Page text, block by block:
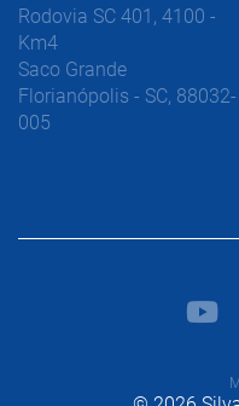
Rodovia SC 401, 4100 -
Km4
Saco Grande
Florianópolis - SC, 88032-
005